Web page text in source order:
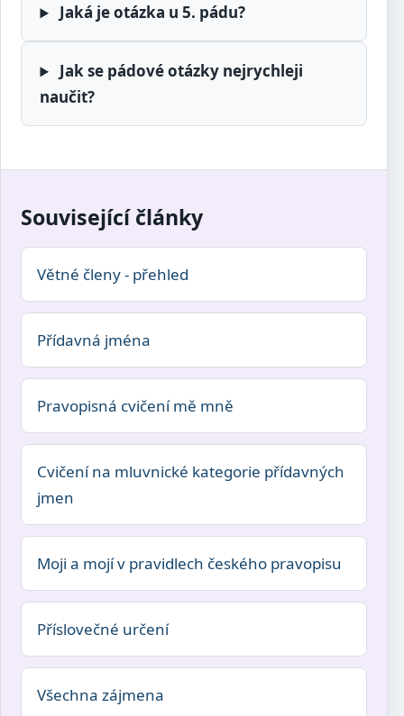
Jaká je otázka u 5. pádu?
Jak se pádové otázky nejrychleji
naučit?
Související články
Větné členy - přehled
Přídavná jména
Pravopisná cvičení mě mně
Cvičení na mluvnické kategorie přídavných
jmen
Moji a mojí v pravidlech českého pravopisu
Příslovečné určení
Všechna zájmena